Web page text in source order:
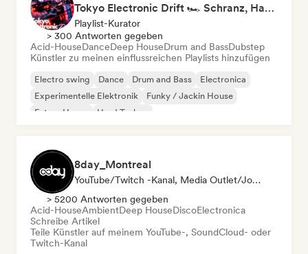
Tokyo Electronic Drift 🏎️ Schranz, Hard Techno & Anime EDM
Playlist-Kurator
> 300 Antworten gegeben
Acid-HouseDanceDeep HouseDrum and BassDubstep
Künstler zu meinen einflussreichen Playlists hinzufügen
Electro swing Dance Drum and Bass
Electronica
Experimentelle Elektronik
Funky / Jackin House
Future House
Hard Techno
8day_Montreal
YouTube/Twitch -Kanal, Media Outlet/Journalist
> 5200 Antworten gegeben
Acid-HouseAmbientDeep HouseDiscoElectronica
Schreibe Artikel
Teile Künstler auf meinem YouTube-, SoundCloud- oder
Twitch-Kanal